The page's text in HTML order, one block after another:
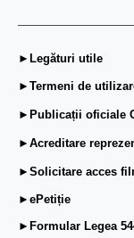
►Legături utile
►Termeni de
►Publicații oficiale
►Acreditare
►Solicitare acces
►ePetiție
►Formular Legea